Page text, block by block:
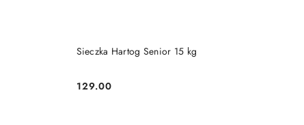
Sieczka Hartog Senior 15 kg
Cena:
129.00
PRODUKT NIEDOSTĘPNY